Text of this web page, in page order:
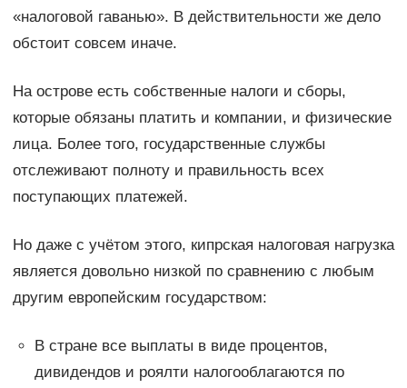
«налоговой гаванью». В действительности же дело
обстоит совсем иначе.
На острове есть собственные налоги и сборы,
которые обязаны платить и компании, и физические
лица. Более того, государственные службы
отслеживают полноту и правильность всех
поступающих платежей.
Но даже с учётом этого, кипрская налоговая нагрузка
является довольно низкой по сравнению с любым
другим европейским государством:
В стране все выплаты в виде процентов,
дивидендов и роялти налогооблагаются по